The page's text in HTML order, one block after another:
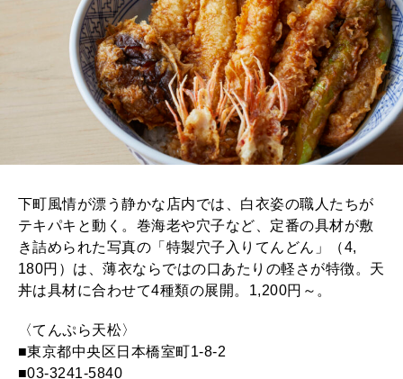
下町風情が漂う静かな店内では、白衣姿の職人たちが
テキパキと動く。巻海老や穴子など、定番の具材が敷
き詰められた写真の「特製穴子入りてんどん」（4,
180円）は、薄衣ならではの口あたりの軽さが特徴。天
丼は具材に合わせて4種類の展開。1,200円～。
〈てんぷら天松〉
■東京都中央区日本橋室町1-8-2
■03-3241-5840